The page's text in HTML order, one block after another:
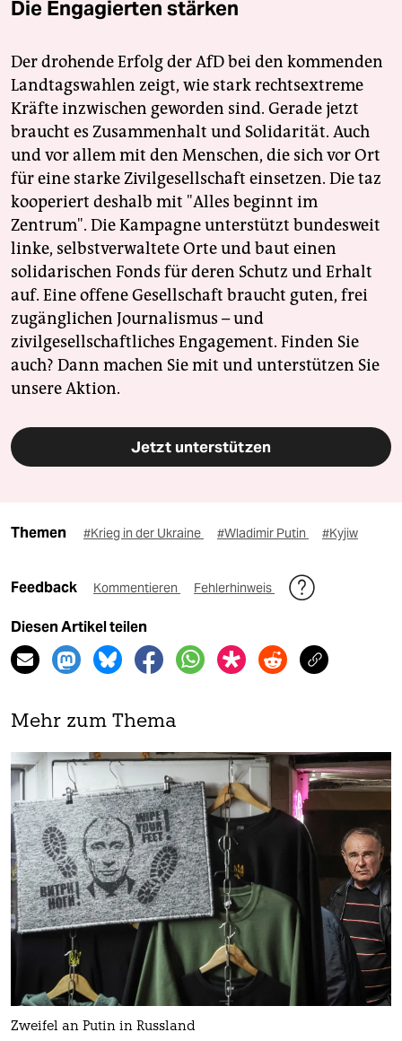
Die Engagierten stärken
Der drohende Erfolg der AfD bei den kommenden
Landtagswahlen zeigt, wie stark rechtsextreme
Kräfte inzwischen geworden sind. Gerade jetzt
braucht es Zusammenhalt und Solidarität. Auch
und vor allem mit den Menschen, die sich vor Ort
für eine starke Zivilgesellschaft einsetzen. Die taz
kooperiert deshalb mit "Alles beginnt im
Zentrum". Die Kampagne unterstützt bundesweit
linke, selbstverwaltete Orte und baut einen
solidarischen Fonds für deren Schutz und Erhalt
auf. Eine offene Gesellschaft braucht guten, frei
zugänglichen Journalismus – und
zivilgesellschaftliches Engagement. Finden Sie
auch? Dann machen Sie mit und unterstützen Sie
unsere Aktion.
Jetzt unterstützen
Themen #Krieg in der Ukraine #Wladimir Putin #Kyjiw
Feedback Kommentieren Fehlerhinweis
Diesen Artikel teilen
Mehr zum Thema
Zweifel an Putin in Russland